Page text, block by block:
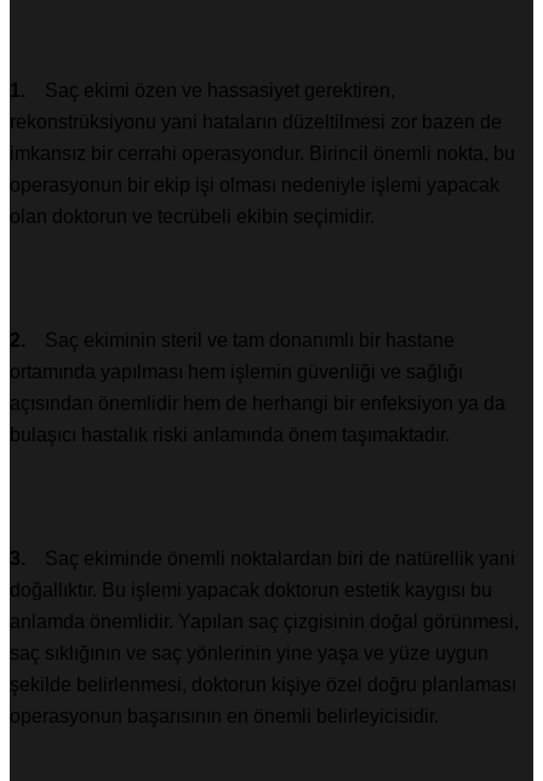
1.
Saç ekimi özen ve hassasiyet gerektiren,
rekonstrüksiyonu yani hataların düzeltilmesi zor bazen de
imkansız bir cerrahi operasyondur. Birincil önemli nokta, bu
operasyonun bir ekip işi olması nedeniyle işlemi yapacak
olan doktorun ve tecrübeli ekibin seçimidir.
2.
Saç ekiminin steril ve tam donanımlı bir hastane
ortamında yapılması hem işlemin güvenliği ve sağlığı
açısından önemlidir hem de herhangi bir enfeksiyon ya da
bulaşıcı hastalık riski anlamında önem taşımaktadır.
3.
Saç ekiminde önemli noktalardan biri de natürellik yani
doğallıktır. Bu işlemi yapacak doktorun estetik kaygısı bu
anlamda önemlidir. Yapılan saç çizgisinin doğal görünmesi,
saç sıklığının ve saç yönlerinin yine yaşa ve yüze uygun
şekilde belirlenmesi, doktorun kişiye özel doğru planlaması
operasyonun başarısının en önemli belirleyicisidir.